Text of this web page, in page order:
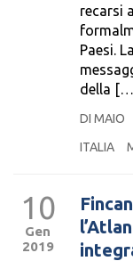
recarsi
Paesi.
della
DI MAIO
ITALIA
10
Gen
2019